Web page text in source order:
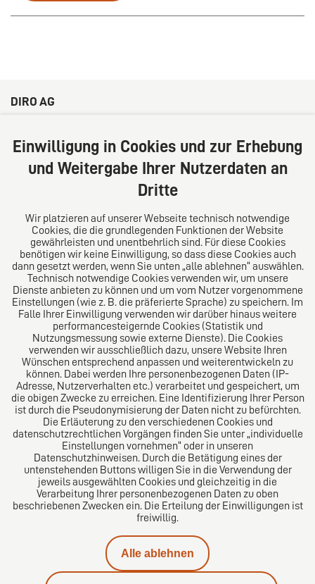
DIRO AG
20354 Hamburg
Deutschland
Tel: +49 (0) 40 41352231
Über uns
Das Kanzlei-Vertrauensnetzwerk. Aus Europa für die
Welt. Für den erfolgreichen Mittelstand.
Folgen Sie uns auf
Das europäische Kanzlei-Netzwerk
Datenschutz
Einwilligung in Cookies und zur Erhebung
und Weitergabe Ihrer Nutzerdaten an
Dritte
Wir platzieren auf unserer Webseite technisch notwendige
Cookies, die die grundlegenden Funktionen der Website
gewährleisten und unentbehrlich sind. Für diese Cookies
benötigen wir keine Einwilligung, so dass diese Cookies auch
dann gesetzt werden, wenn Sie unten „alle ablehnen“ auswählen.
Technisch notwendige Cookies verwenden wir, um unsere
Dienste anbieten zu können und um vom Nutzer vorgenommene
Einstellungen (wie z. B. die präferierte Sprache) zu speichern. Im
Falle Ihrer Einwilligung verwenden wir darüber hinaus weitere
performancesteigernde Cookies (Statistik und
Nutzungsmessung sowie externe Dienste). Die Cookies
verwenden wir ausschließlich dazu, unsere Website Ihren
Wünschen entsprechend anpassen und weiterentwickeln zu
können. Dabei werden Ihre personenbezogenen Daten (IP-
Adresse, Nutzerverhalten etc.) verarbeitet und gespeichert, um
die obigen Zwecke zu erreichen. Eine Identifizierung Ihrer Person
ist durch die Pseudonymisierung der Daten nicht zu befürchten.
Die Erläuterung zu den verschiedenen Cookies und
datenschutzrechtlichen Vorgängen finden Sie unter „individuelle
Einstellungen vornehmen“ oder in unseren
Datenschutzhinweisen. Durch die Betätigung eines der
untenstehenden Buttons willigen Sie in die Verwendung der
jeweils ausgewählten Cookies und gleichzeitig in die
Verarbeitung Ihrer personenbezogenen Daten zu oben
beschriebenen Zwecken ein. Die Erteilung der Einwilligungen ist
freiwillig.
Alle ablehnen